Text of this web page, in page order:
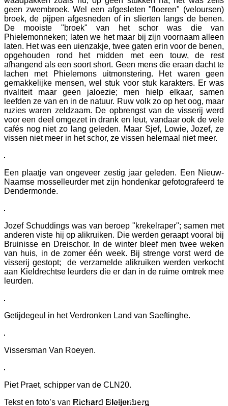
geen zwembroek. Wel een afgesleten "floeren" (veloursen)
broek, de pijpen afgesneden of in slierten langs de benen.
De mooiste "broek" van het schor was die van
Phielemonneken; laten we het maar bij zijn voornaam alleen
laten. Het was een uienzakje, twee gaten erin voor de benen,
opgehouden rond het midden met een touw, de rest
afhangend als een soort short. Geen mens die eraan dacht te
lachen met Phielemons uitmonstering. Het waren geen
gemakkelijke mensen, wel stuk voor stuk karakters. Er was
rivaliteit maar geen jaloezie; men hielp elkaar, samen
leefden ze van en in de natuur. Ruw volk zo op het oog, maar
ruzies waren zeldzaam. De opbrengst van de visserij werd
voor een deel omgezet in drank en leut, vandaar ook de vele
cafés nog niet zo lang geleden. Maar Sjef, Lowie, Jozef, ze
vissen niet meer in het schor, ze vissen helemaal niet meer.
Een plaatje van ongeveer zestig jaar geleden. Een Nieuw-
Naamse mosselleurder met zijn hondenkar gefotografeerd te
Dendermonde.
Jozef Schuddings was van beroep "krekelraper"; samen met
anderen viste hij op alikruiken. Die werden geraapt vooral bij
Bruinisse en Dreischor. In de winter bleef men twee weken
van huis, in de zomer één week. Bij strenge vorst werd de
visserij gestopt; de verzamelde alikruiken werden verkocht
aan Kieldrechtse leurders die er dan in de ruime omtrek mee
leurden.
Getijdegeul in het Verdronken Land van Saeftinghe.
Vissersman Van Roeyen.
Piet Praet, schipper van de CLN20.
Tekst en foto’s van Richard Bleijenberg
© 2019 Land Van Saeftinghe